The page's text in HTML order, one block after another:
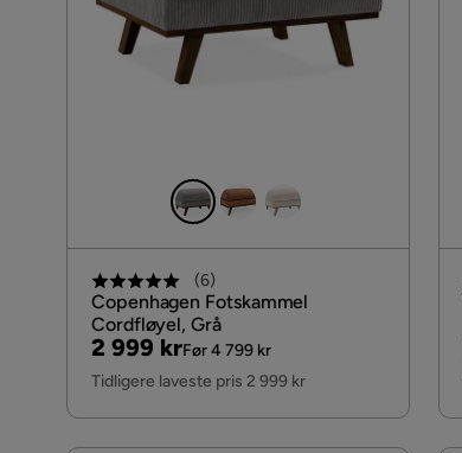
(6)
Copenhagen Fotskammel
Cordfløyel, Grå
Pris
2 999 kr
Original
Pris
Før 4 799 kr
Tidligere laveste pris 2 999 kr